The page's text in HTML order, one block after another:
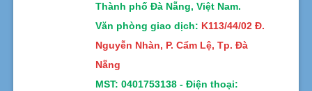
Thành phố Đà Nẵng, Việt Nam.
Văn phòng giao dịch: K113/44/02 Đ.
Nguyễn Nhàn, P. Cẩm Lệ, Tp. Đà
Nẵng
MST: 0401753138 - Điện thoại: